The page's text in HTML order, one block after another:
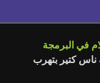
في البرمجة
ناس كتير بتهرب